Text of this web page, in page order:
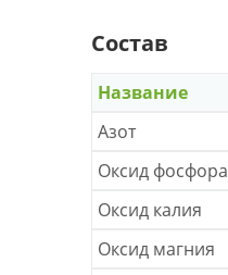
Состав
Название
Азот
Оксид фосфора
Оксид калия
Оксид магния